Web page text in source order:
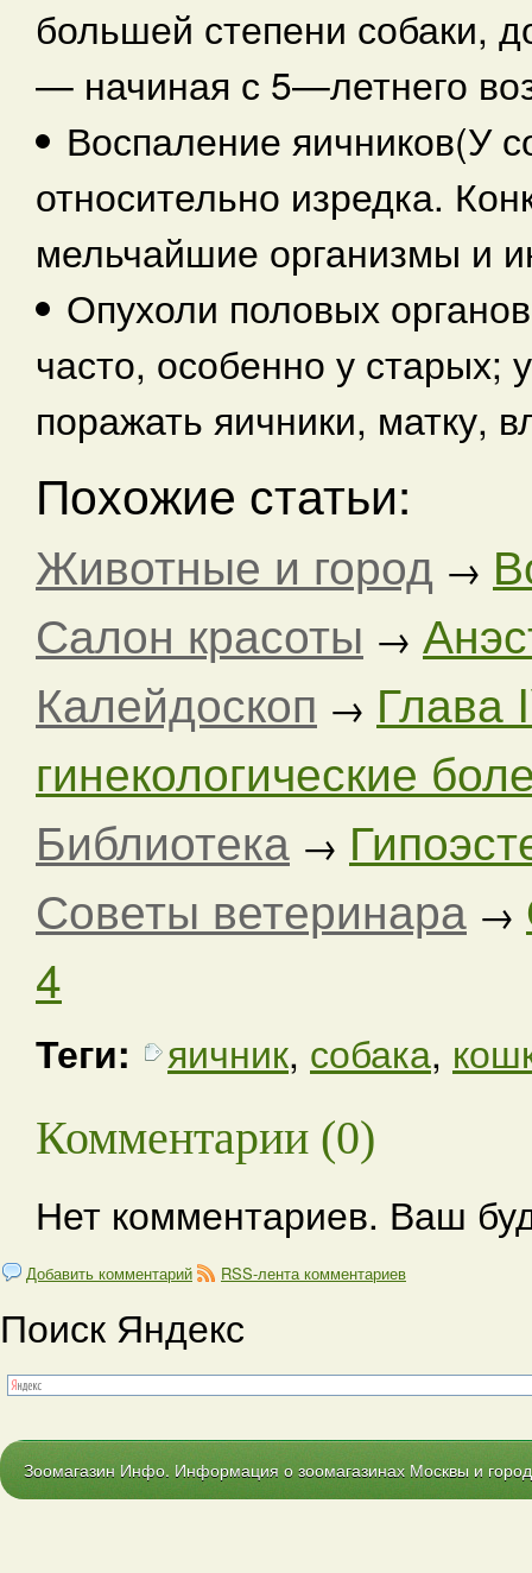
большей степени собаки,
— начиная с 5—летнего
Воспаление яичников(У
относительно изредка.
мельчайшие организмы и
Опухоли половых
часто, особенно у
поражать яичники, матку,
Похожие статьи:
Животные и город →
Салон красоты →
Калейдоскоп → Глава
гинекологические
Библиотека →
Советы ветеринара →
4
Теги: яичник, собака,
Комментарии (0)
Нет комментариев. Ваш
Добавить комментарий RSS-лента комментариев
Поиск Яндекс
Зоомагазин Инфо. Информация о зоомагазинах Москвы и